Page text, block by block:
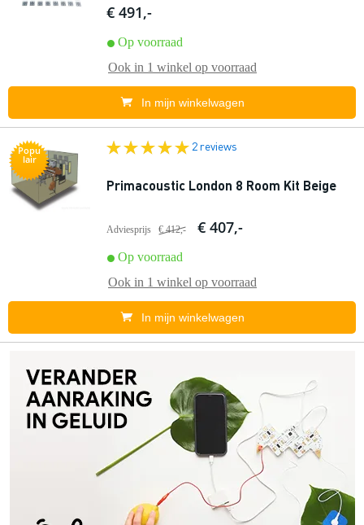
€ 491,-
Op voorraad
Ook in 1 winkel op voorraad
In mijn winkelwagen
Popu
lair
2 reviews
Primacoustic London 8 Room Kit Beige
Adviesprijs € 412,- € 407,-
Op voorraad
Ook in 1 winkel op voorraad
In mijn winkelwagen